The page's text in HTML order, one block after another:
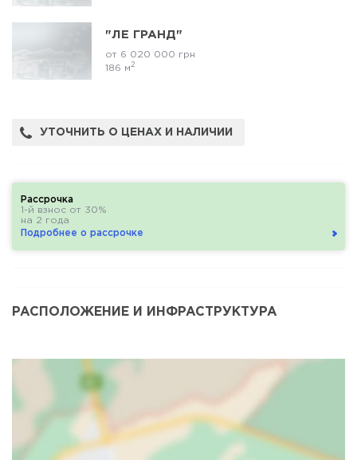
"ЛЕ ГРАНД"
от 6 020 000 грн
186 м 2
УТОЧНИТЬ О ЦЕНАХ И НАЛИЧИИ
Рассрочка
1-й взнос от 30%
на 2 года
Подробнее о рассрочке
РАСПОЛОЖЕНИЕ И ИНФРАСТРУКТУРА